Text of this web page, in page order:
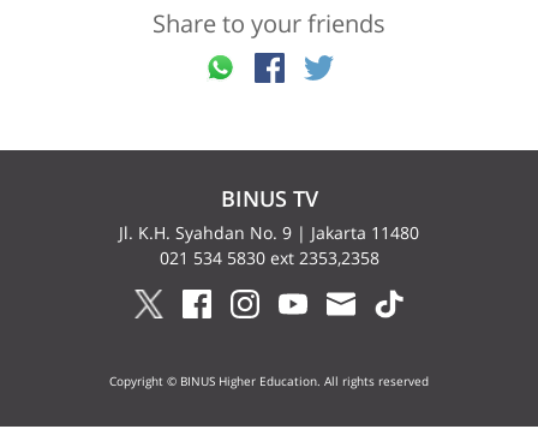
Share to your friends
BINUS TV
Jl. K.H. Syahdan No. 9 | Jakarta 11480
021 534 5830 ext 2353,2358
Copyright © BINUS Higher Education. All rights reserved